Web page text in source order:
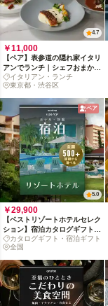
4.7
￥11,000
【ペア】表参道の隠れ家イタリ
アンでランチ｜シェフおまかせ
プリフィックス＋乾杯スパーク
リング付き
イタリアン・ランチ
東京都・渋谷区
ペア
5.0
￥29,900
【ベストリゾートホテルセレク
ション】宿泊カタログギフト:
掲載数 500+施設〜
カタログギフト・宿泊ギフト
全国